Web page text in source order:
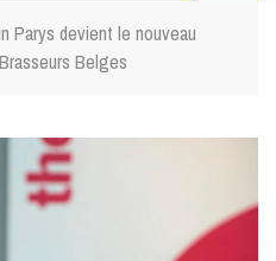
Parys devient le nouveau
Belges